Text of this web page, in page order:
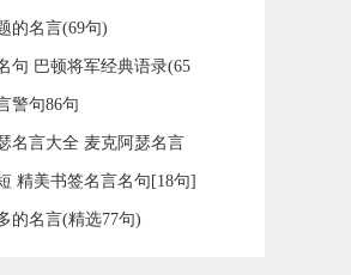
的名言(69句)
句 巴顿将军经典语录(65
警句86句
名言大全 麦克阿瑟名言
精美书签名言名句[18句]
的名言(精选77句)